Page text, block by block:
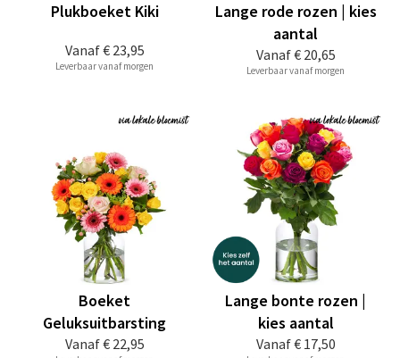
Vanaf€ 23,95
Plukboeket Kiki
Leverbaar vanaf morgen
Vanaf€ 20,65
Lange rode rozen | kies
aantal
Leverbaar vanaf morgen
Vanaf€ 22,95
Boeket
Geluksuitbarsting
Vanaf€ 17,50
Lange bonte rozen |
kies aantal